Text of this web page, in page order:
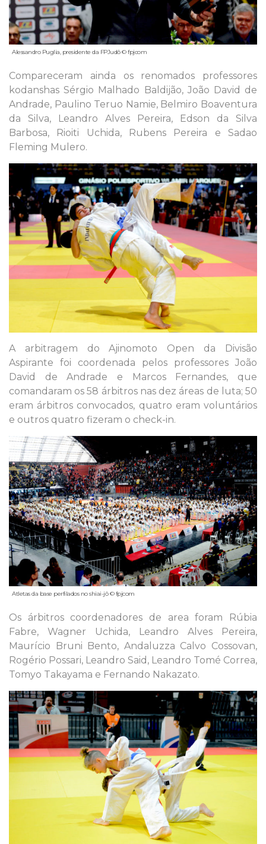
Alessandro Puglia, presidente da FPJudô © fpjcom
Compareceram ainda os renomados professores
kodanshas Sérgio Malhado Baldijão, João David de
Andrade, Paulino Teruo Namie, Belmiro Boaventura
da Silva, Leandro Alves Pereira, Edson da Silva
Barbosa, Rioiti Uchida, Rubens Pereira e Sadao
Fleming Mulero.
A arbitragem do Ajinomoto Open da Divisão
Aspirante foi coordenada pelos professores João
David de Andrade e Marcos Fernandes, que
comandaram os 58 árbitros nas dez áreas de luta; 50
eram árbitros convocados, quatro eram voluntários
e outros quatro fizeram o check-in.
Atletas da base perfilados no shiai-jô © fpjcom
Os árbitros coordenadores de area foram Rúbia
Fabre, Wagner Uchida, Leandro Alves Pereira,
Maurício Bruni Bento, Andaluzza Calvo Cossovan,
Rogério Possari, Leandro Said, Leandro Tomé Correa,
Tomyo Takayama e Fernando Nakazato.